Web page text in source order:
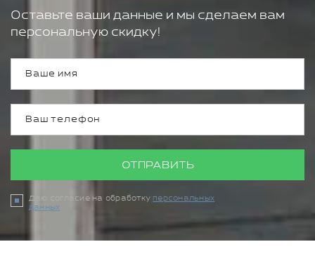
Оставьте ваши данные и мы сделаем вам
персональную скидку!
ОТПРАВИТЬ
Даю согласие на обработку персональных
данных